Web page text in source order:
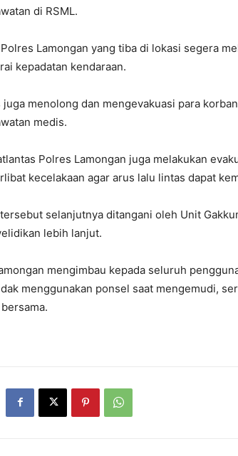
di RSML.
Lamongan yang tiba di lokasi segera
kepadatan kendaraan.
menolong dan mengevakuasi para
medis.
Polres Lamongan juga melakukan
kecelakaan agar arus lalu lintas dapat
selanjutnya ditangani oleh Unit
lebih lanjut.
mengimbau kepada seluruh
menggunakan ponsel saat mengemudi,